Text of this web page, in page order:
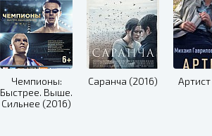
Чемпионы:
Быстрее. Выше.
Сильнее (2016)
Саранча (2016)